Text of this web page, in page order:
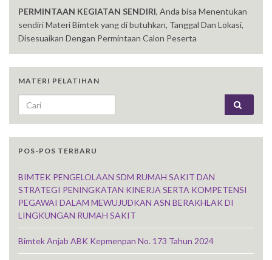
PERMINTAAN KEGIATAN SENDIRI, Anda bisa Menentukan
sendiri Materi Bimtek yang di butuhkan, Tanggal Dan Lokasi,
Disesuaikan Dengan Permintaan Calon Peserta
MATERI PELATIHAN
Search for:
POS-POS TERBARU
BIMTEK PENGELOLAAN SDM RUMAH SAKIT DAN
STRATEGI PENINGKATAN KINERJA SERTA KOMPETENSI
PEGAWAI DALAM MEWUJUDKAN ASN BERAKHLAK DI
LINGKUNGAN RUMAH SAKIT
Bimtek Anjab ABK Kepmenpan No. 173 Tahun 2024